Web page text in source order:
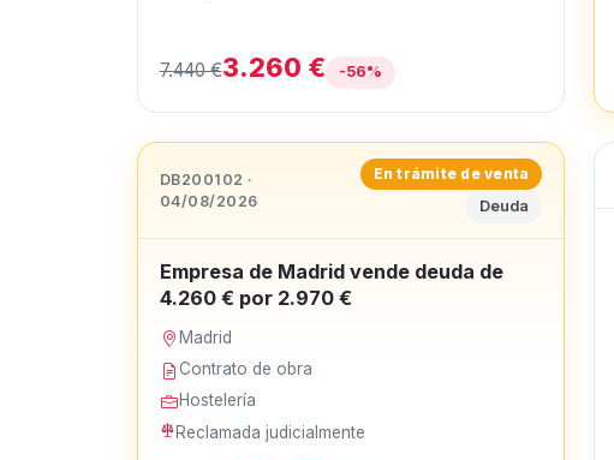
7.440 €3.260 € -56%
DB200102 ·
04/08/2026
En trámite de venta
Deuda
Empresa de Madrid vende deuda de
4.260 € por 2.970 €
Madrid
Contrato de obra
Hostelería
Reclamada judicialmente